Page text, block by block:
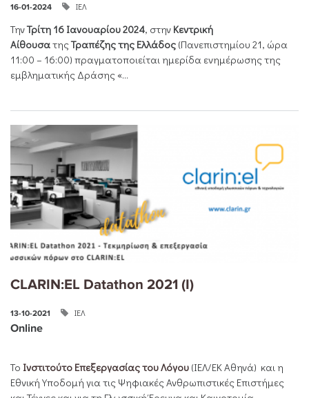
16-01-2024 ΙΕΛ
ΤηνΤρίτη 16 Ιανουαρίου 2024, στην Κεντρική
ΑίθουσατηςΤραπέζης της Ελλάδος (Πανεπιστημίου 21, ώρα
11:00 – 16:00) πραγματοποιείται ημερίδα ενημέρωσης της
εμβληματικής Δράσης «...
CLARIN:EL Datathon 2021 (I)
13-10-2021 ΙΕΛ
Online
Το Ινστιτούτο Επεξεργασίας του Λόγου (ΙΕΛ/ΕΚ Αθηνά) και η
Εθνική Υποδομή για τις Ψηφιακές Ανθρωπιστικές Επιστήμες